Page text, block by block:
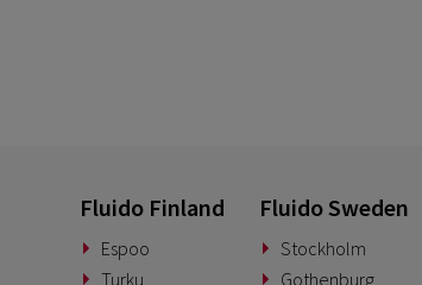
Fluido Finland
Espoo
Turku
Fluido Sweden
Stockholm
Gothenburg